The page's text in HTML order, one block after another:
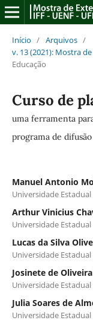
Início / Arquivos /
v. 13 (2021): Mostra de
Educação
Curso de
uma ferramenta
programa de
Manuel Antonio
Universidade
Arthur Vinicius
Universidade
Lucas da Silva
Universidade
Josinete de
Universidade
Julia Soares de
Universidade